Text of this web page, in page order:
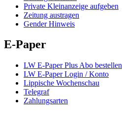
Private Kleinanzeige aufgeben
Zeitung austragen
Gender Hinweis
E-Paper
LW E-Paper Plus Abo bestellen
LW E-Paper Login / Konto
Lippische Wochenschau
Telegraf
Zahlungsarten